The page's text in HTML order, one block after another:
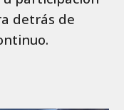
detrás de